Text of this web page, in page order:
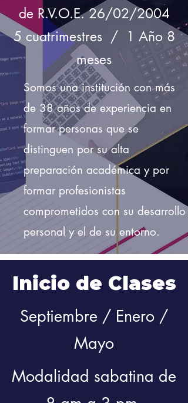
de R.V.O.E. 26/02/2004
5 cuatrimestres / 1 Año 8
meses
Somos una institución con más
de 38 años de experiencia en
formar personas que se
distinguen por su alta
preparación académica y por
formar profesionistas
comprometidos con su desarrollo
personal y el de su entorno.
Inicio de Clases
Septiembre / Enero /
Mayo
Modalidad sabatina de